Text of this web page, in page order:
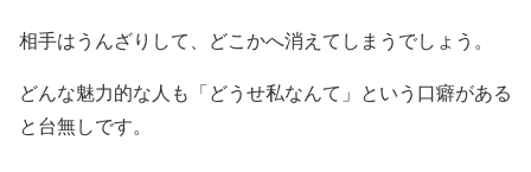
相手はうんざりして、どこかへ消えてしまうでしょう。
どんな魅力的な人も「どうせ私なんて」という口癖がある
と台無しです。